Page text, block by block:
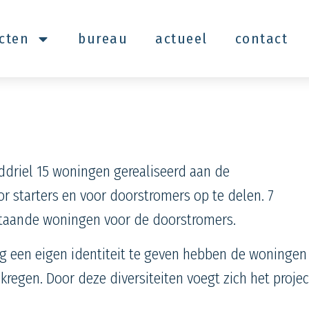
bureau actueel contact
15 woningen gerealiseerd aan de
starters en voor doorstromers op te delen. 7
woningen voor de doorstromers.
eigen identiteit te geven hebben de woningen
Door deze diversiteiten voegt zich het